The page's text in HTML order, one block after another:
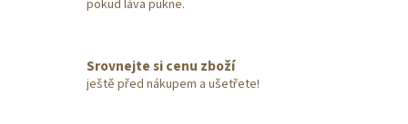
pokud láva pukne.
Srovnejte si cenu zboží
ještě před nákupem a ušetřete!